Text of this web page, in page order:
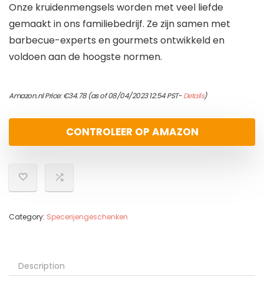
Onze kruidenmengsels worden met veel liefde
gemaakt in ons familiebedrijf. Ze zijn samen met
barbecue-experts en gourmets ontwikkeld en
voldoen aan de hoogste normen.
Amazon.nl Price:€34.78(as of 08/04/2023 12:54 PST-Details)
CONTROLEER OP AMAZON
Category: Specerijengeschenken
Description